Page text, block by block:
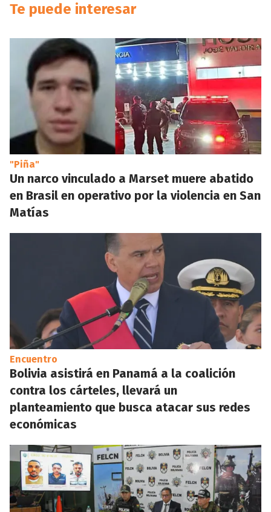
Te puede interesar
"Piña"
Un narco vinculado a Marset muere abatido
en Brasil en operativo por la violencia en San
Matías
Encuentro
Bolivia asistirá en Panamá a la coalición
contra los cárteles, llevará un
planteamiento que busca atacar sus redes
económicas